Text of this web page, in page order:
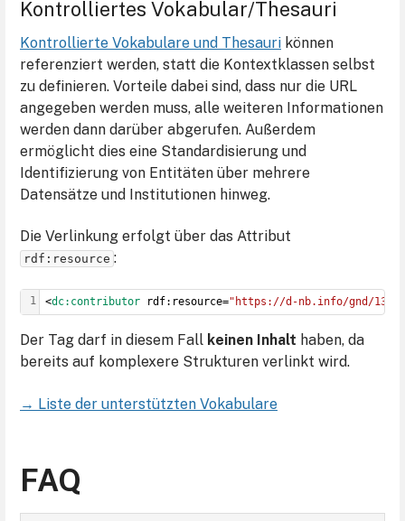
Kontrolliertes Vokabular/Thesauri
Kontrollierte Vokabulare und Thesauri können
referenziert werden, statt die Kontextklassen selbst
zu definieren. Vorteile dabei sind, dass nur die URL
angegeben werden muss, alle weiteren Informationen
werden dann darüber abgerufen. Außerdem
ermöglicht dies eine Standardisierung und
Identifizierung von Entitäten über mehrere
Datensätze und Institutionen hinweg.
Die Verlinkung erfolgt über das Attribut
rdf:resource :
1 <dc:contributor rdf:resource="https://d-nb.info/gnd/
Der Tag darf in diesem Fall keinen Inhalt haben, da
bereits auf komplexere Strukturen verlinkt wird.
→ Liste der unterstützten Vokabulare
FAQ